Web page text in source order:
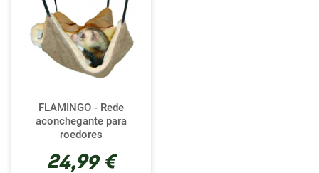
FLAMINGO - Rede
aconchegante para
roedores
24,99 €